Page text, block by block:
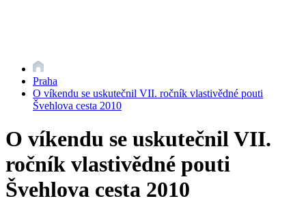
Praha
O víkendu se uskutečnil VII. ročník vlastivědné pouti
Švehlova cesta 2010
O víkendu se uskutečnil VII.
ročník vlastivědné pouti
Švehlova cesta 2010